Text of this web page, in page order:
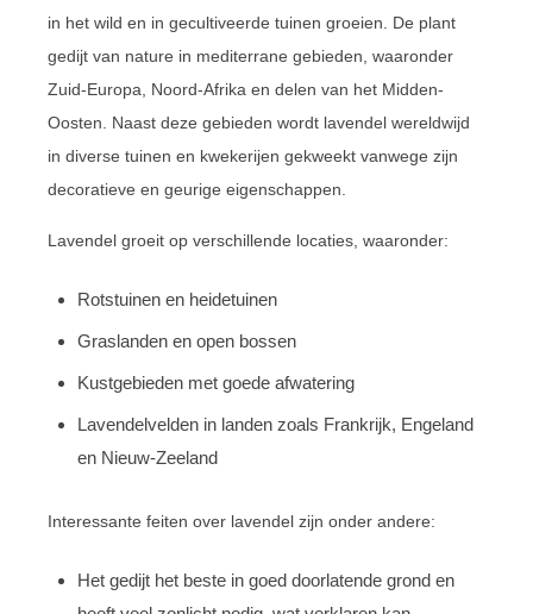
in het wild en in gecultiveerde tuinen groeien. De plant
gedijt van nature in mediterrane gebieden, waaronder
Zuid-Europa, Noord-Afrika en delen van het Midden-
Oosten. Naast deze gebieden wordt lavendel wereldwijd
in diverse tuinen en kwekerijen gekweekt vanwege zijn
decoratieve en geurige eigenschappen.
Lavendel groeit op verschillende locaties, waaronder:
Rotstuinen en heidetuinen
Graslanden en open bossen
Kustgebieden met goede afwatering
Lavendelvelden in landen zoals Frankrijk, Engeland
en Nieuw-Zeeland
Interessante feiten over lavendel zijn onder andere:
Het gedijt het beste in goed doorlatende grond en